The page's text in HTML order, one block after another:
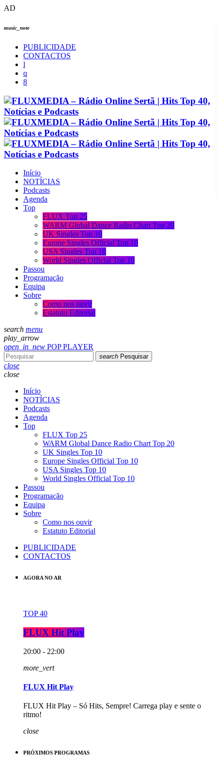
AD
music_note
PUBLICIDADE
CONTACTOS
Início
NOTÍCIAS
Podcasts
Agenda
Top
FLUX Top 25
WARM Global Dance Radio Chart Top 20
UK Singles Top 10
Europe Singles Official Top 10
USA Singles Top 10
World Singles Official Top 10
Passou
Programação
Equipa
Sobre
Como nos ouvir
Estatuto Editorial
search menu
play_arrow
open_in_new POP PLAYER
search Pesquisar
close
close
Início
NOTÍCIAS
Podcasts
Agenda
Top
FLUX Top 25
WARM Global Dance Radio Chart Top 20
UK Singles Top 10
Europe Singles Official Top 10
USA Singles Top 10
World Singles Official Top 10
Passou
Programação
Equipa
Sobre
Como nos ouvir
Estatuto Editorial
PUBLICIDADE
CONTACTOS
AGORA NO AR
TOP 40
FLUX Hit Play
20:00 - 22:00
more_vert
FLUX Hit Play
FLUX Hit Play – Só Hits, Sempre! Carrega play e sente o
ritmo!
close
PRÓXIMOS PROGRAMAS